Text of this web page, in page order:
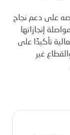
على دعم نجاح
إنجازاتها
تأكيدًا على
غير